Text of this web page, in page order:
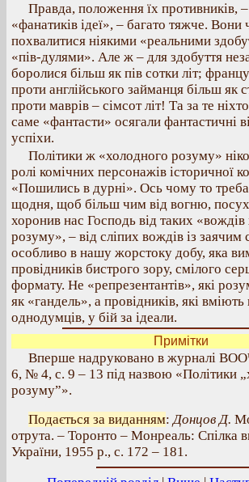
Правда, положення їх противників, –
«фанатиків ідеї», – багато тяжче.
похвалитися ніякими «реальними
«пів-дулями». Але ж – для здобуття
боролися більш як пів сотки літ;
проти англійського займанця більш як
проти маврів – сімсот літ! Та за те
саме «фантасти» осягали фантастичні
успіхи.
Політики ж «холодного розуму»
ролі комічних персонажів історичної
«Пошились в дурні». Ось чому то
щодня, щоб більш чим від вогню,
хоронив нас Господь від таких
розуму», – від сліпих вождів із заячим
особливо в нашу жорстоку добу, яка
провідників бистрого зору, смілого
формату. Не «репрезентантів», які
як «гандель», а провідників, які вміють
однодумців, у бій за ідеали.
Примітки
Вперше надруковано в журналі
6, № 4, с. 9 – 13 під назвою «Політики
розуму”».
Подається за виданням:Донцов Д.
отрута. – Торонто – Монреаль: Спілка
України, 1955 р., с. 172 – 181.